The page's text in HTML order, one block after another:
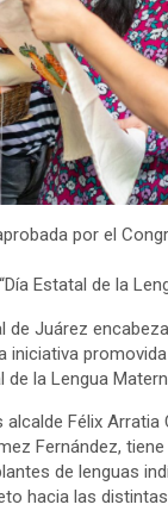
por el
Estatal de la
de Juárez
la Lengua
Félix Arratia
Fernández,
de lenguas
hacia las